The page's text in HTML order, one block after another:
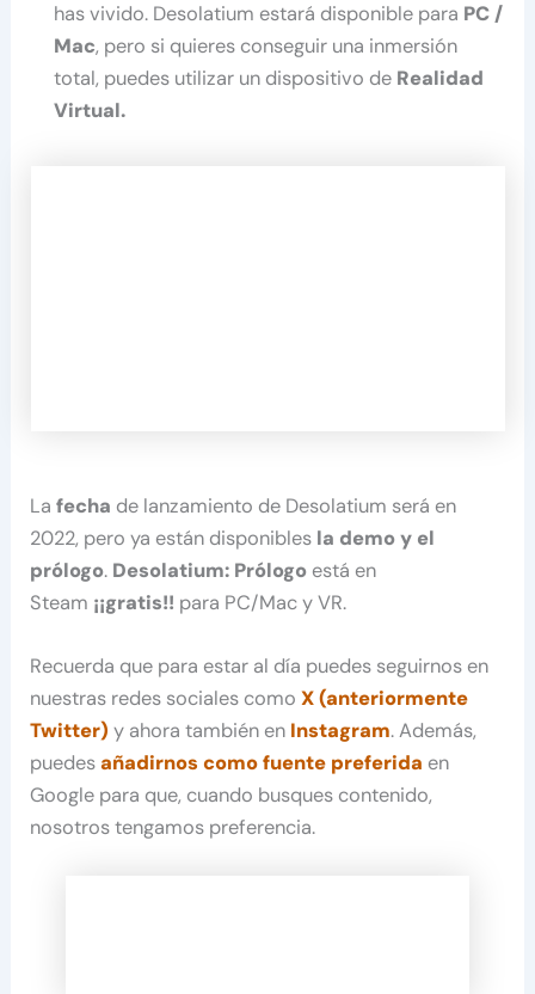
has vivido. Desolatium estará disponible para PC /
Mac, pero si quieres conseguir una inmersión
total, puedes utilizar un dispositivo de Realidad
Virtual.
Lafecha de lanzamiento de Desolatium será en
2022, pero ya están disponibles la demo y el
prólogo. Desolatium: Prólogo está en
Steam ¡¡gratis!! para PC/Mac y VR.
Recuerda que para estar al día puedes seguirnos en
nuestras redes sociales comoX (anteriormente
Twitter) y ahora también en Instagram. Además,
puedesañadirnos como fuente preferida en
Google para que, cuando busques contenido,
nosotros tengamos preferencia.